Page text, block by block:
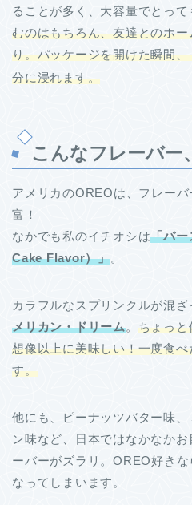
ることが多く、大容量でとって
むのはもちろん、友達とのホ
り。パッケージを開けた瞬間、
分に浸れます。
こんなフレーバー
アメリカのOREOは、フレー
富！
なかでも私のイチオシは「バ
Cake Flavor）」。
カラフルなスプリンクルが混
メリカン・ドリーム。 ちょっと
想像以上に美味しい！一度食
す。
他にも、ピーナッツバター味
ン味など、日本ではなかなか
ーバーがズラリ。OREO好き
なってしまいます。